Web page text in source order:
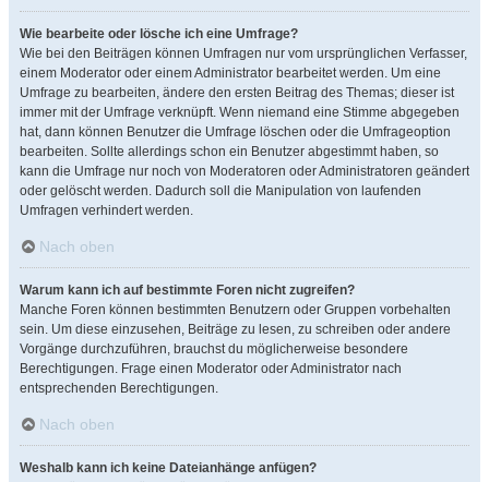
Wie bearbeite oder lösche ich eine Umfrage?
Wie bei den Beiträgen können Umfragen nur vom ursprünglichen Verfasser,
einem Moderator oder einem Administrator bearbeitet werden. Um eine
Umfrage zu bearbeiten, ändere den ersten Beitrag des Themas; dieser ist
immer mit der Umfrage verknüpft. Wenn niemand eine Stimme abgegeben
hat, dann können Benutzer die Umfrage löschen oder die Umfrageoption
bearbeiten. Sollte allerdings schon ein Benutzer abgestimmt haben, so
kann die Umfrage nur noch von Moderatoren oder Administratoren geändert
oder gelöscht werden. Dadurch soll die Manipulation von laufenden
Umfragen verhindert werden.
Nach oben
Warum kann ich auf bestimmte Foren nicht zugreifen?
Manche Foren können bestimmten Benutzern oder Gruppen vorbehalten
sein. Um diese einzusehen, Beiträge zu lesen, zu schreiben oder andere
Vorgänge durchzuführen, brauchst du möglicherweise besondere
Berechtigungen. Frage einen Moderator oder Administrator nach
entsprechenden Berechtigungen.
Nach oben
Weshalb kann ich keine Dateianhänge anfügen?